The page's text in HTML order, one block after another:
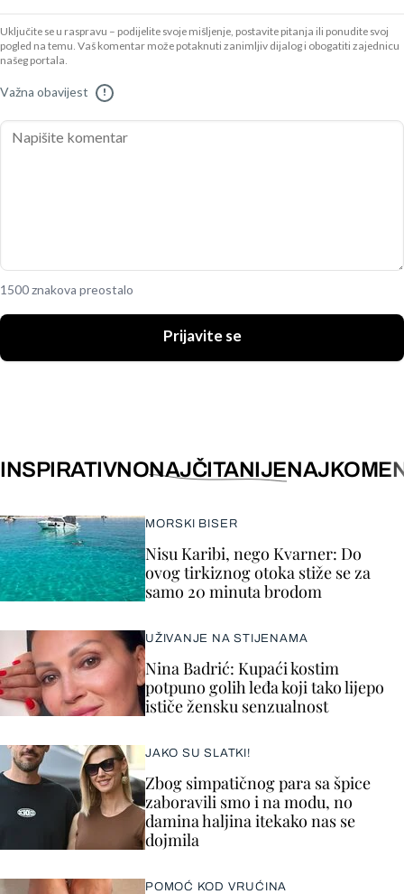
Uključite se u raspravu – podijelite svoje mišljenje, postavite pitanja ili ponudite svoj
pogled na temu. Vaš komentar može potaknuti zanimljiv dijalog i obogatiti zajednicu
našeg portala.
Važna obavijest !
1500 znakova preostalo
Prijavite se
INSPIRATIVNONAJČITANIJE
MORSKI BISER
Nisu Karibi, nego Kvarner: Do
ovog tirkiznog otoka stiže se za
samo 20 minuta brodom
UŽIVANJE NA STIJENAMA
Nina Badrić: Kupaći kostim
potpuno golih leđa koji tako lijepo
ističe žensku senzualnost
JAKO SU SLATKI!
Zbog simpatičnog para sa špice
zaboravili smo i na modu, no
damina haljina itekako nas se
dojmila
POMOĆ KOD VRUĆINA